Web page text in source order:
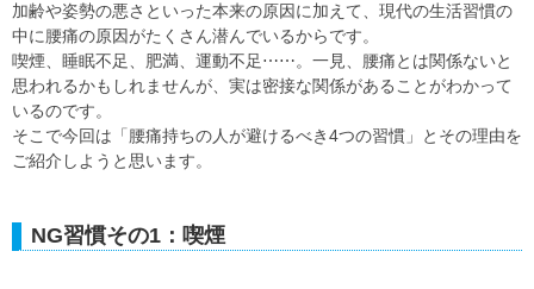
加齢や姿勢の悪さといった本来の原因に加えて、現代の生活習慣の
中に腰痛の原因がたくさん潜んでいるからです。
喫煙、睡眠不足、肥満、運動不足⋯⋯。一見、腰痛とは関係ないと
思われるかもしれませんが、実は密接な関係があることがわかって
いるのです。
そこで今回は「腰痛持ちの人が避けるべき4つの習慣」とその理由を
ご紹介しようと思います。
NG習慣その1：喫煙